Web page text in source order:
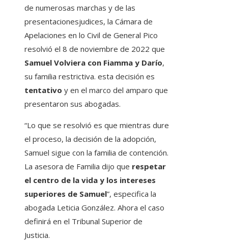
de numerosas marchas y de las
presentacionesjudices, la Cámara de
Apelaciones en lo Civil de General Pico
resolvió el 8 de noviembre de 2022 que
Samuel Volviera con Fiamma y Darío,
su familia restrictiva. esta decisión es
tentativo y en el marco del amparo que
presentaron sus abogadas.
“Lo que se resolvió es que mientras dure
el proceso, la decisión de la adopción,
Samuel sigue con la familia de contención.
La asesora de Familia dijo que respetar
el centro de la vida y los intereses
superiores de Samuel”, especifica la
abogada Leticia González. Ahora el caso
definirá en el Tribunal Superior de
Justicia.